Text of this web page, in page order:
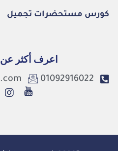
كورس مستحضرات تجميل
اعرف أكثر عن
01092916022